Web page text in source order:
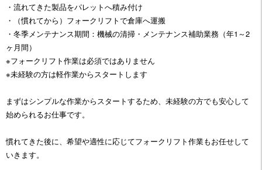
・流れてきた製品をパレットへ積み付け
・（慣れてから）フォークリフトで倉庫へ運搬
・冬季メンテナンス期間：機械の清掃・メンテナンス補助業務（年1～2
ヶ月間）
※フォークリフト作業は必須ではありません
※未経験の方は軽作業からスタートします
まずはシンプルな作業からスタートするため、未経験の方でも安心して
始められるお仕事です。
慣れてきた後に、希望や適性に応じてフォークリフト作業もお任せして
いきます。